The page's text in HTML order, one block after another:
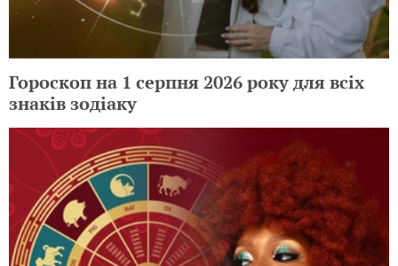
Гороскоп на 1 серпня 2026 року для всіх
знаків зодіаку